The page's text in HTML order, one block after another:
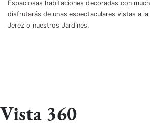
Espaciosas habitaciones decoradas con
disfrutarás de unas espectaculares vistas a
Jerez o nuestros Jardines.
Vista 360